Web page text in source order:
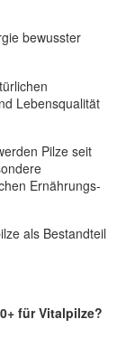
bewusster
Lebensqualität
Pilze seit
Ernährungs-
als Bestandteil
für Vitalpilze?